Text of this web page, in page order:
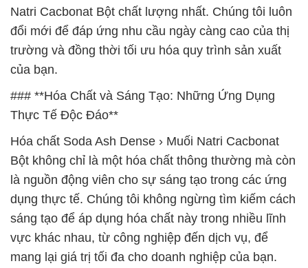
Natri Cacbonat Bột chất lượng nhất. Chúng tôi luôn
đổi mới để đáp ứng nhu cầu ngày càng cao của thị
trường và đồng thời tối ưu hóa quy trình sản xuất
của bạn.
### **Hóa Chất và Sáng Tạo: Những Ứng Dụng
Thực Tế Độc Đáo**
Hóa chất Soda Ash Dense › Muối Natri Cacbonat
Bột không chỉ là một hóa chất thông thường mà còn
là nguồn động viên cho sự sáng tạo trong các ứng
dụng thực tế. Chúng tôi không ngừng tìm kiếm cách
sáng tạo để áp dụng hóa chất này trong nhiều lĩnh
vực khác nhau, từ công nghiệp đến dịch vụ, để
mang lại giá trị tối đa cho doanh nghiệp của bạn.